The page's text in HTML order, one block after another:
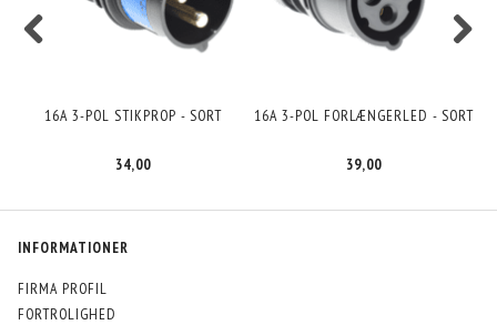
16A 3-POL STIKPROP - SORT
34,00
16A 3-POL FORLÆNGERLED - SORT
39,00
INFORMATIONER
FIRMA PROFIL
FORTROLIGHED